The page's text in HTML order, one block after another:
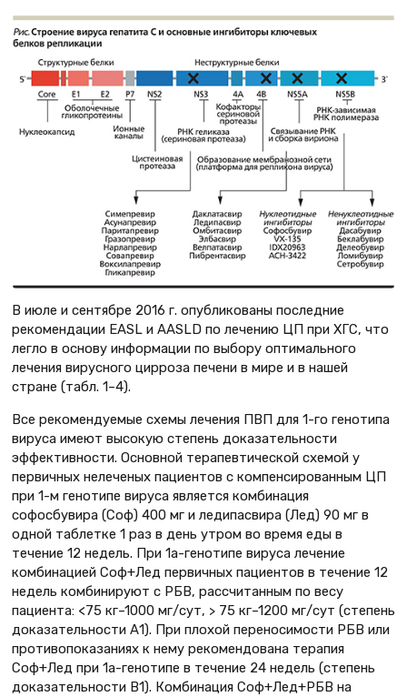
В июле и сентябре 2016 г. опубликованы последние
рекомендации EASL и AASLD по лечению ЦП при ХГС, что
легло в основу информации по выбору оптимального
лечения вирусного цирроза печени в мире и в нашей
стране (табл. 1–4).
Все рекомендуемые схемы лечения ПВП для 1-го генотипа
вируса имеют высокую степень доказательности
эффективности. Основной терапевтической схемой у
первичных нелеченых пациентов с компенсированным ЦП
при 1-м генотипе вируса является комбинация
софосбувира (Соф) 400 мг и ледипасвира (Лед) 90 мг в
одной таблетке 1 раз в день утром во время еды в
течение 12 недель. При 1а-генотипе вируса лечение
комбинацией Соф+Лед первичных пациентов в течение 12
недель комбинируют с РБВ, рассчитанным по весу
пациента: <75 кг–1000 мг/сут, > 75 кг–1200 мг/сут (степень
доказательности А1). При плохой переносимости РБВ или
противопоказаниях к нему рекомендована терапия
Соф+Лед при 1а-генотипе в течение 24 недель (степень
доказательности В1). Комбинация Соф+Лед+РБВ на